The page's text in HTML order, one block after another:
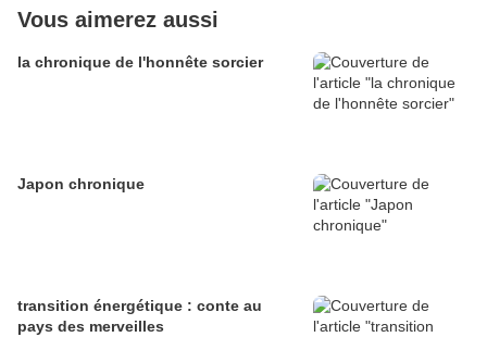
Vous aimerez aussi
la chronique de l'honnête sorcier
Japon chronique
transition énergétique : conte au
pays des merveilles